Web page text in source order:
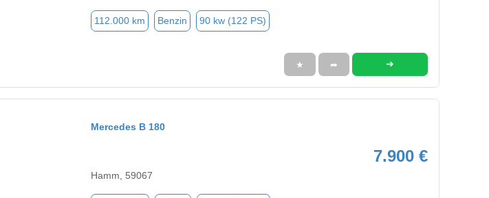
112.000 km Benzin 90 kw (122 PS)
★ ➦ ➜
Mercedes B 180
7.900 €
Hamm, 59067